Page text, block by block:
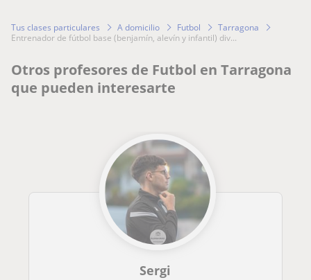
Tus clases particulares A domicilio Futbol
Tarragona
entrenador de fútbol base (benjamín, alevín y infantil) div...
Otros profesores de Futbol en Tarragona
que pueden interesarte
Sergi